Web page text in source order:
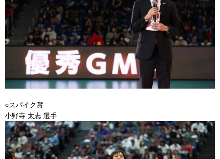
○スパイク賞
小野寺 太志 選手